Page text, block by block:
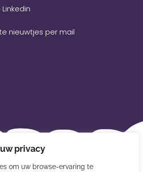
privacy
om uw browse-ervaring te
nieuwtjes per mail